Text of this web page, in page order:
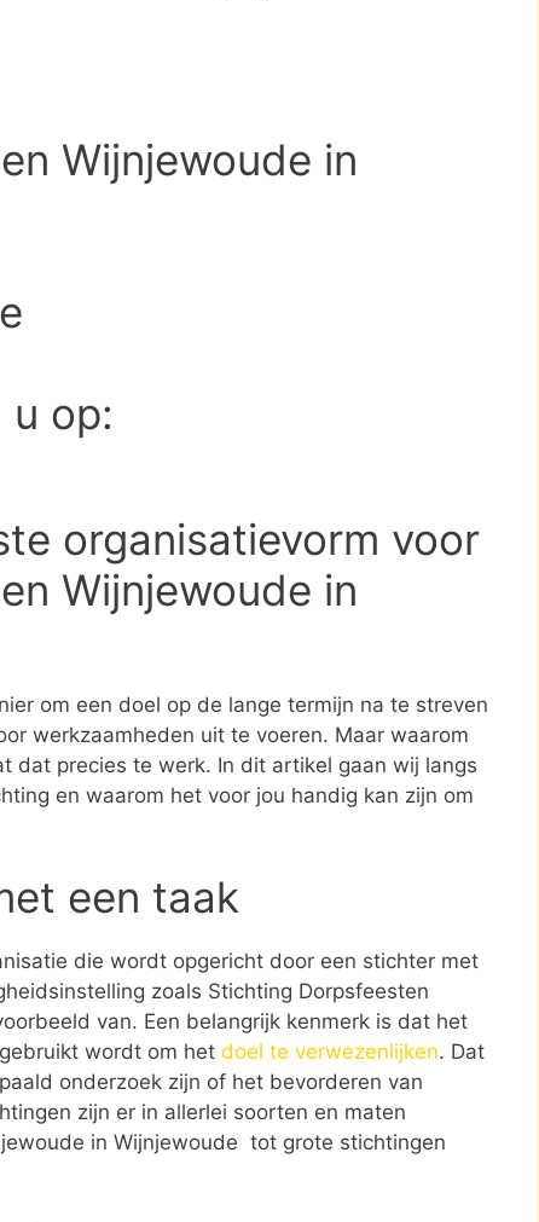
Wijnjewoude in
op:
organisatievorm voor
Wijnjewoude in
om een doel op de lange termijn na te streven
werkzaamheden uit te voeren. Maar waarom
dat precies te werk. In dit artikel gaan wij langs
en waarom het voor jou handig kan zijn om
een taak
die wordt opgericht door een stichter met
zoals Stichting Dorpsfeesten
van. Een belangrijk kenmerk is dat het
wordt om het doel te verwezenlijken. Dat
onderzoek zijn of het bevorderen van
zijn er in allerlei soorten en maten
in Wijnjewoude tot grote stichtingen